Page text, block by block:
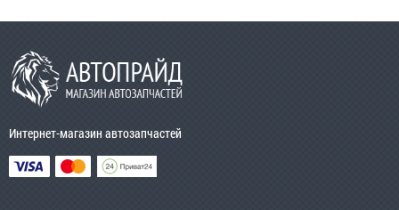
Интернет-магазин автозапчастей